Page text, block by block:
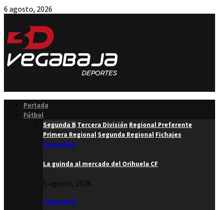
6 agosto, 2026
Portada
Fútbol
Segunda B Tercera División Regional Preferente
Primera RegionalSegunda Regional Fichajes
Segunda B
La guinda al mercado del Orihuela CF
5 agosto, 2026
Segunda B